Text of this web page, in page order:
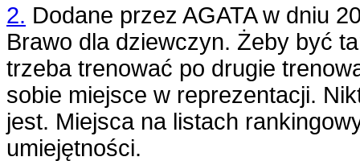
2. Dodane przez AGATAw dniu
Brawo dla dziewczyn. Żeby być
trzeba trenować po drugie
sobie miejsce w reprezentacji.
jest. Miejsca na listach
umiejętności.